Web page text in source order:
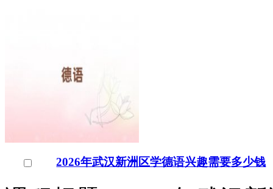
2026年武汉新洲区学德语兴趣需要多少钱